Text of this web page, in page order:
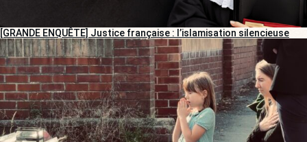
[GRANDE ENQUÊTE] Justice française : l’islamisation silencieuse